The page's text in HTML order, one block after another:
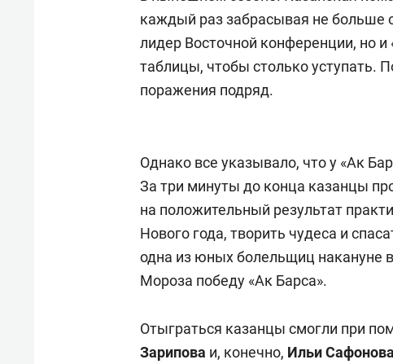
каждый раз забрасывая не больше
лидер Восточной конференции, но
таблицы, чтобы столько уступать.
поражения подряд.
Однако все указывало, что у «Ак
За три минуты до конца казанцы
на положительный результат
Нового года, творить чудеса и
одна из юных болельщиц накануне
Мороза победу «Ак Барса».
Отыграться казанцы смогли при
Зарипова и, конечно, ИльиСафонова